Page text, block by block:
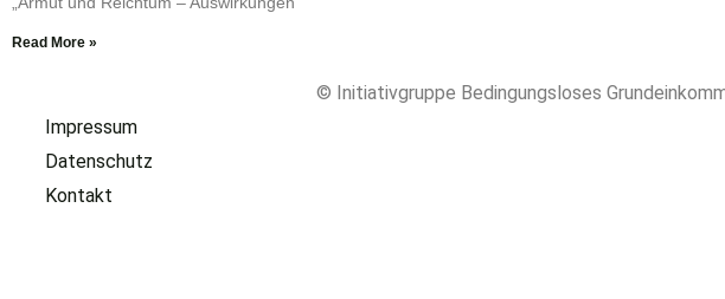
Read More »
© Initiativgruppe Bedingungsloses
Impressum
Datenschutz
Kontakt